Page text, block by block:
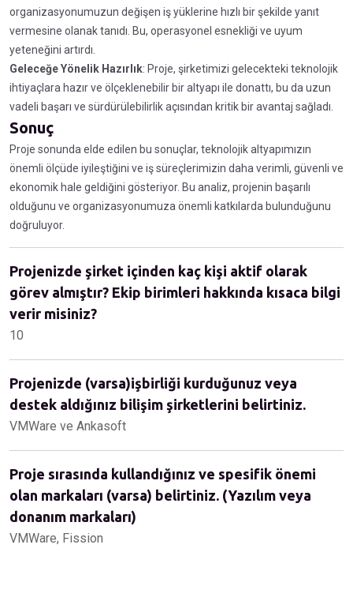
organizasyonumuzun değişen iş yüklerine hızlı bir şekilde yanıt
vermesine olanak tanıdı. Bu, operasyonel esnekliği ve uyum
yeteneğini artırdı.
Geleceğe Yönelik Hazırlık: Proje, şirketimizi gelecekteki teknolojik
ihtiyaçlara hazır ve ölçeklenebilir bir altyapı ile donattı, bu da uzun
vadeli başarı ve sürdürülebilirlik açısından kritik bir avantaj sağladı.
Sonuç
Proje sonunda elde edilen bu sonuçlar, teknolojik altyapımızın
önemli ölçüde iyileştiğini ve iş süreçlerimizin daha verimli, güvenli ve
ekonomik hale geldiğini gösteriyor. Bu analiz, projenin başarılı
olduğunu ve organizasyonumuza önemli katkılarda bulunduğunu
doğruluyor.
Projenizde şirket içinden kaç kişi aktif olarak
görev almıştır? Ekip birimleri hakkında kısaca bilgi
verir misiniz?
10
Projenizde (varsa)işbirliği kurduğunuz veya
destek aldığınız bilişim şirketlerini belirtiniz.
VMWare ve Ankasoft
Proje sırasında kullandığınız ve spesifik önemi
olan markaları (varsa) belirtiniz. (Yazılım veya
donanım markaları)
VMWare, Fission